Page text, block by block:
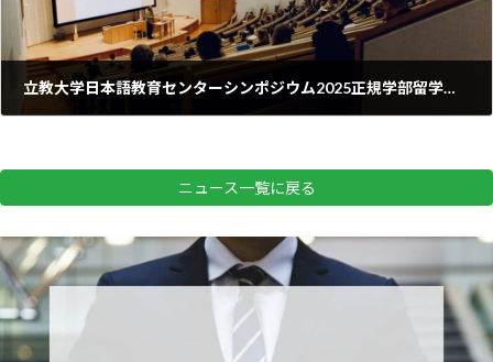
立教大学日本語教育センターシンポジウム2025正規学部留学生受け入れの新時代4ー『新たな』正規学部留学生のキャリア支援と日本語ーに登壇
ニュース一覧に戻る